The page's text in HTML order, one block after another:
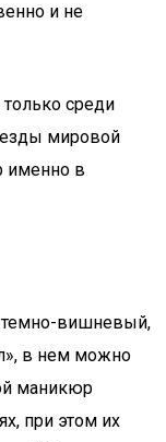
и не
среди
мировой
именно в
темно-вишневый,
в нем можно
маникюр
при этом их